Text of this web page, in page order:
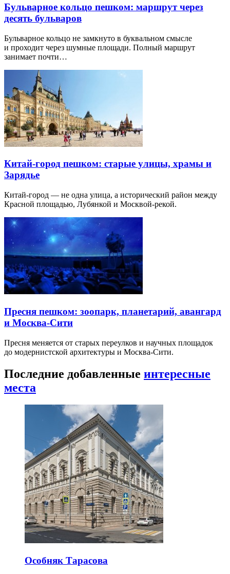
Бульварное кольцо пешком: маршрут через
десять бульваров
Бульварное кольцо не замкнуто в буквальном смысле
и проходит через шумные площади. Полный маршрут
занимает почти…
Китай-город пешком: старые улицы, храмы и
Зарядье
Китай-город — не одна улица, а исторический район между
Красной площадью, Лубянкой и Москвой-рекой.
Пресня пешком: зоопарк, планетарий, авангард
и Москва-Сити
Пресня меняется от старых переулков и научных площадок
до модернистской архитектуры и Москва-Сити.
Последние добавленные интересные
места
Особняк Тарасова